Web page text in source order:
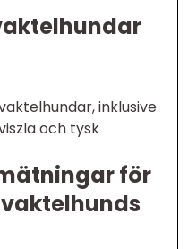
inklusive
och tysk
för